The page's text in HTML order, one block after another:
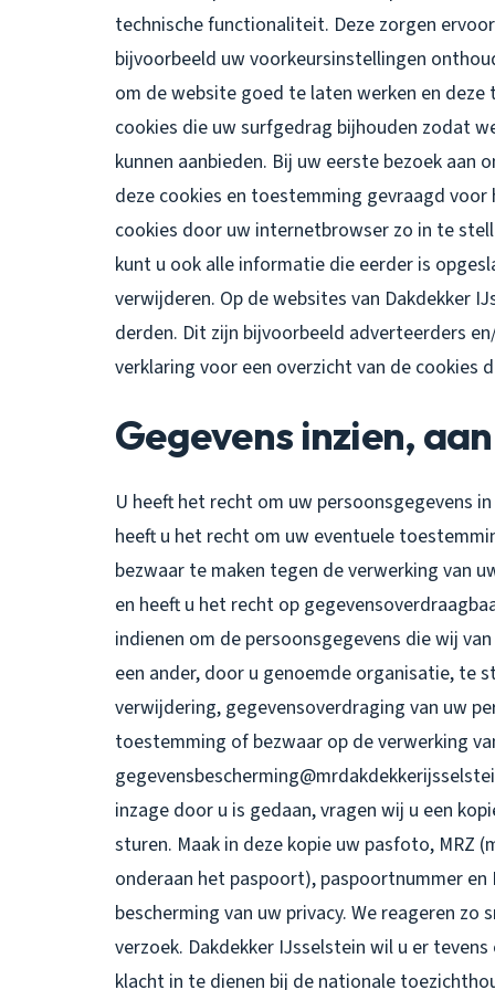
technische functionaliteit. Deze zorgen
bijvoorbeeld uw voorkeursinstellingen
om de website goed te laten werken en
cookies die uw surfgedrag bijhouden zodat
kunnen aanbieden. Bij uw eerste bezoek aan
deze cookies en toestemming gevraagd
cookies door uw internetbrowser zo in te
kunt u ook alle informatie die eerder is
verwijderen. Op de websites van Dakdekker
derden. Dit zijn bijvoorbeeld adverteerders
verklaring voor een overzicht van de cookies
Gegevens inzien,
U heeft het recht om uw persoonsgegevens
heeft u het recht om uw eventuele
bezwaar te maken tegen de verwerking van
en heeft u het recht op
indienen om de persoonsgegevens die wij
een ander, door u genoemde organisatie, te
verwijdering, gegevensoverdraging van uw
toestemming of bezwaar op de verwerking
inzage door u is gedaan, vragen wij u een
sturen. Maak in deze kopie uw pasfoto, MRZ
onderaan het paspoort), paspoortnummer
bescherming van uw privacy. We reageren
verzoek. Dakdekker IJsselstein wil u er
klacht in te dienen bij de nationale